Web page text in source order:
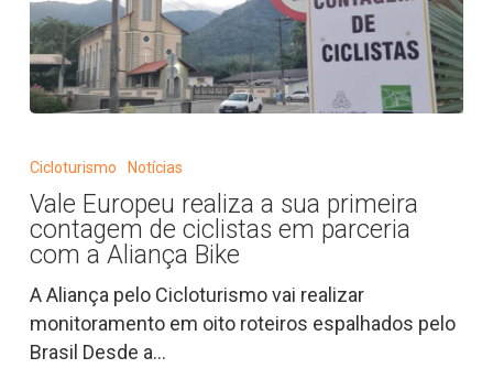
a
sua
primeira
contagem
de
ciclistas
Cicloturismo Notícias
Vale Europeu realiza a sua primeira
contagem de ciclistas em parceria
com a Aliança Bike
A Aliança pelo Cicloturismo vai realizar
monitoramento em oito roteiros espalhados pelo
Brasil Desde a…